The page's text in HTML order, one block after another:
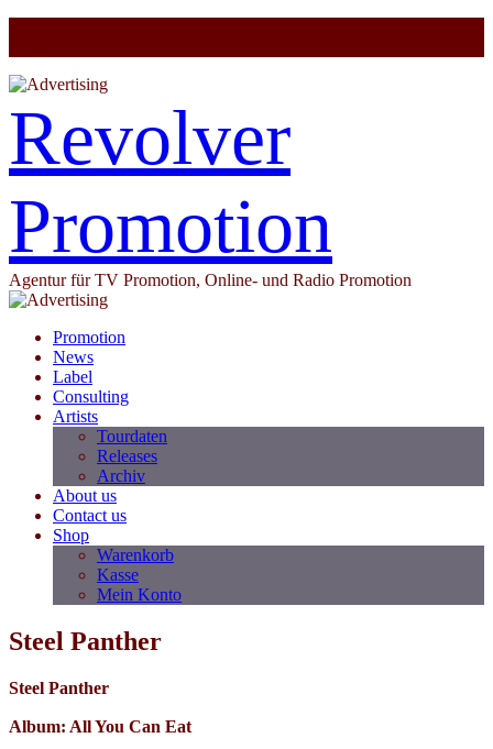
Revolver
Promotion
Agentur für TV Promotion, Online- und Radio Promotion
Promotion
News
Label
Consulting
Artists
Tourdaten
Releases
Archiv
About us
Contact us
Shop
Warenkorb
Kasse
Mein Konto
Steel Panther
Steel Panther
Album: All You Can Eat